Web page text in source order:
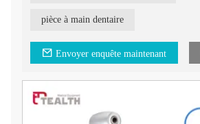
pièce à main dentaire
Envoyer enquête maintenant